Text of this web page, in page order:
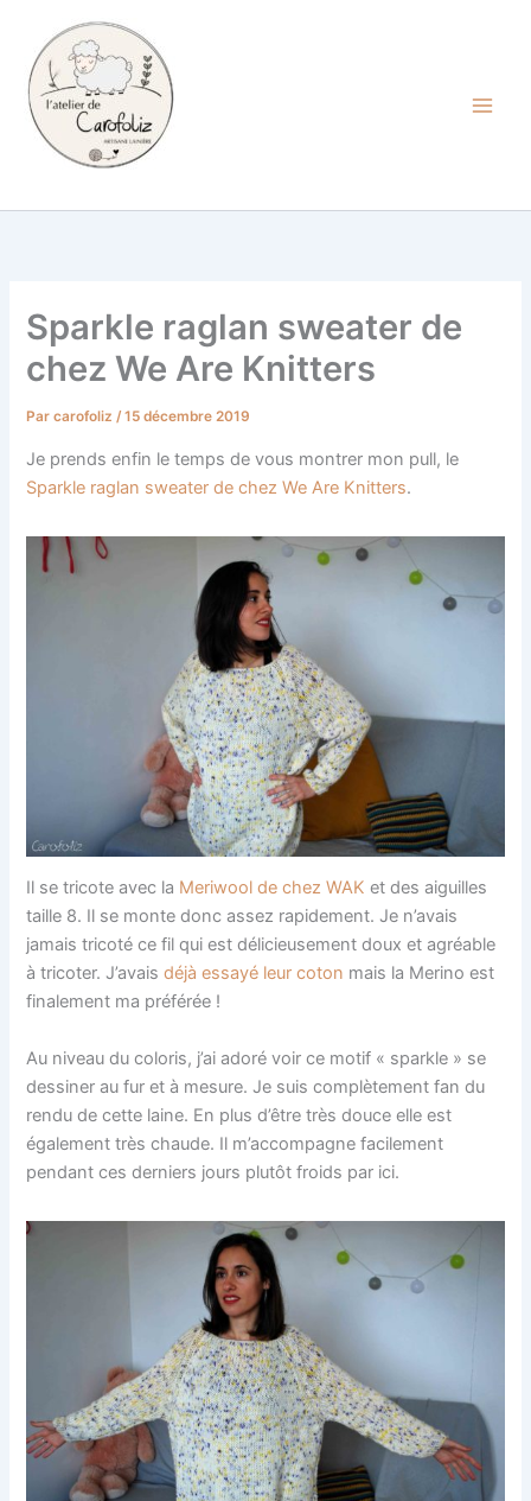
contenu
Sparkle raglan sweater de
chez We Are Knitters
Parcarofoliz/15 décembre 2019
Je prends enfin le temps de vous montrer mon pull, le
Sparkle raglan sweater de chez We Are Knitters.
Il se tricote avec la Meriwool de chez WAKet des aiguilles
taille 8. Il se monte donc assez rapidement. Je n’avais
jamais tricoté ce fil qui est délicieusement doux et agréable
à tricoter. J’avais déjà essayé leur coton mais la Merino est
finalement ma préférée !
Au niveau du coloris, j’ai adoré voir ce motif « sparkle » se
dessiner au fur et à mesure. Je suis complètement fan du
rendu de cette laine. En plus d’être très douce elle est
également très chaude. Il m’accompagne facilement
pendant ces derniers jours plutôt froids par ici.